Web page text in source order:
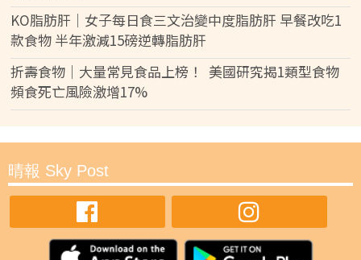
KO脂肪肝｜女子每日食三文治變中度脂肪肝 早餐改吃1
款食物 半年激減15磅逆轉脂肪肝
折壽食物｜大量常見食品上榜！ 美國研究揭1類型食物
頻食死亡風險激增17%
晴報 Sky Post